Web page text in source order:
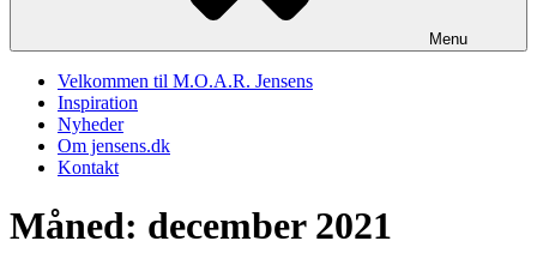
Menu
Velkommen til M.O.A.R. Jensens
Inspiration
Nyheder
Om jensens.dk
Kontakt
Måned: december 2021